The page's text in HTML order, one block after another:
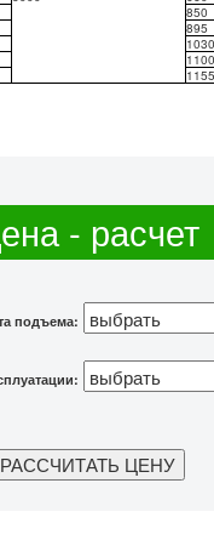
850
895
1030
1100
1155
- расчет
подъема: